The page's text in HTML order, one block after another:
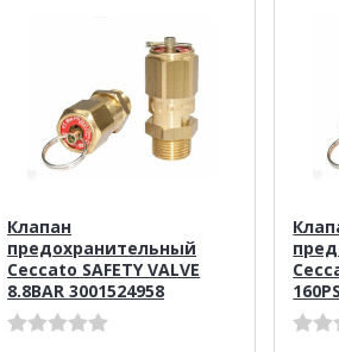
Клапан
предохранительный
Ceccato SAFETY VALVE
8.8BAR 3001524958